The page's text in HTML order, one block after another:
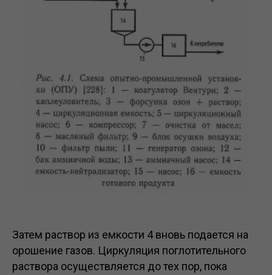
Затем раствор из емкости 4 вновь подается на
орошение газов. Циркуляция поглотительного
раствора осуществляется до тех пор, пока